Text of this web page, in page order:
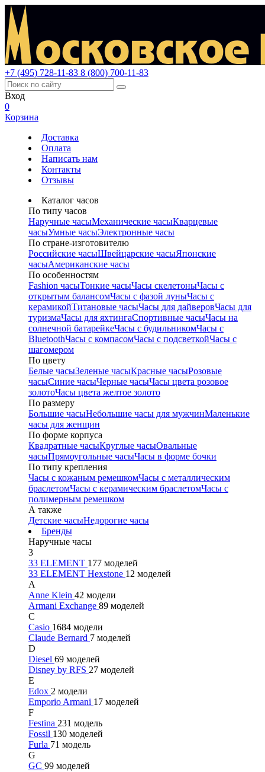
+7 (495) 728-11-83 8 (800) 700-11-83
Вход
0
Корзина
Доставка
Оплата
Написать нам
Контакты
Отзывы
Каталог часов
По типу часов
Наручные часыМеханические часыКварцевые
часыУмные часыЭлектронные часы
По стране-изготовителю
Российские часыШвейцарские часыЯпонские
часыАмериканские часы
По особенностям
Fashion часыТонкие часыЧасы скелетоныЧасы с
открытым балансомЧасы с фазой луныЧасы с
керамикойТитановые часыЧасы для дайверовЧасы для
туризмаЧасы для яхтингаСпортивные часыЧасы на
солнечной батарейкеЧасы с будильникомЧасы с
BluetoothЧасы с компасомЧасы с подсветкойЧасы с
шагомером
По цвету
Белые часыЗеленые часыКрасные часыРозовые
часыСиние часыЧерные часыЧасы цвета розовое
золотоЧасы цвета желтое золото
По размеру
Большие часыНебольшие часы для мужчинМаленькие
часы для женщин
По форме корпуса
Квадратные часыКруглые часыОвальные
часыПрямоугольные часыЧасы в форме бочки
По типу крепления
Часы с кожаным ремешкомЧасы с металлическим
браслетомЧасы с керамическим браслетомЧасы с
полимерным ремешком
А также
Детские часыНедорогие часы
Бренды
Наручные часы
3
33 ELEMENT 177 моделей
33 ELEMENT Hexstone 12 моделей
A
Anne Klein 42 модели
Armani Exchange 89 моделей
C
Casio 1684 модели
Claude Bernard 7 моделей
D
Diesel 69 моделей
Disney by RFS 27 моделей
E
Edox 2 модели
Emporio Armani 17 моделей
F
Festina 231 модель
Fossil 130 моделей
Furla 71 модель
G
GC 99 моделей